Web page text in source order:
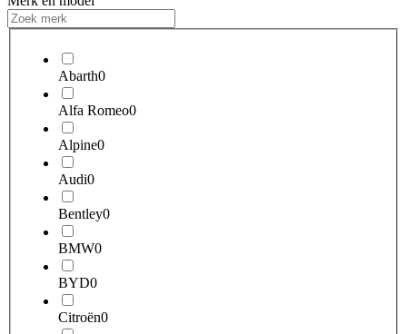
Abarth0
Alfa Romeo0
Alpine0
Audi0
Bentley0
BMW0
BYD0
Citroën0